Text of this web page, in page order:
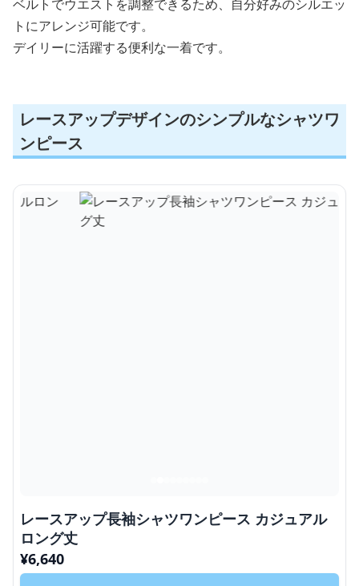
ベルトでウエストを調整できるため、自分好みのシルエッ
トにアレンジ可能です。
デイリーに活躍する便利な一着です。
レースアップデザインのシンプルなシャツワ
ンピース
レースアップ長袖シャツワンピース カジュアル
ロング丈
¥6,640